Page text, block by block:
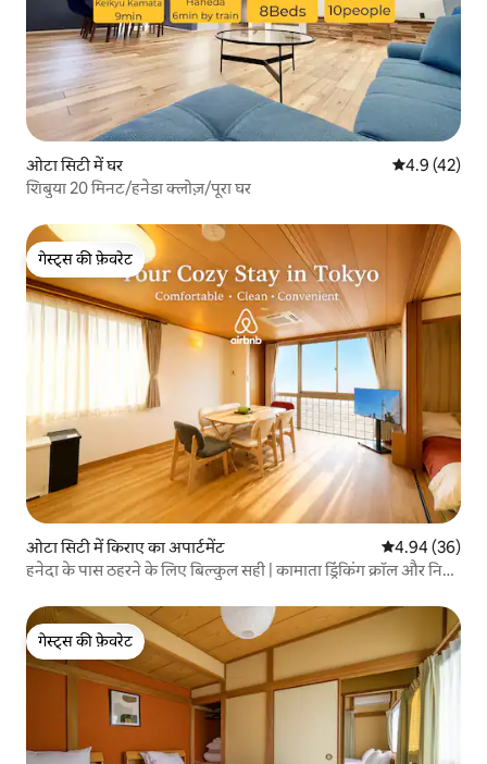
ओटा सिटी में घर औसत रेटिंग 5
4.9 (42)
शिबुया 20 मिनट/हनेडा क्लोज़/पूरा घर
गेस्ट्स की फ़ेवरेट
गेस्ट्स की फ़ेवरेट
ओटा सिटी में किराए का अपार्टमेंट औसत रेटिंग 5 में
4.94 (36)
हनेदा के पास ठहरने के लिए बिल्कुल सही | कामाता ड्रिंकिंग क्रॉल और निजी
गेस्ट्स की फ़ेवरेट
गेस्ट्स की फ़ेवरेट